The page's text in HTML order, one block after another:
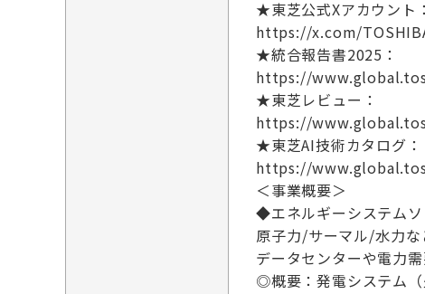
★東芝公式Xアカウント：
https://x.com/
★統合報告書2025：
https://
★東芝レビュー：
https://
★東芝AI技術カタログ：
https://
＜事業概要＞
◆エネルギーシステムソ
原子力/サーマル/水力
データセンターや電力
◎概要：発電システム